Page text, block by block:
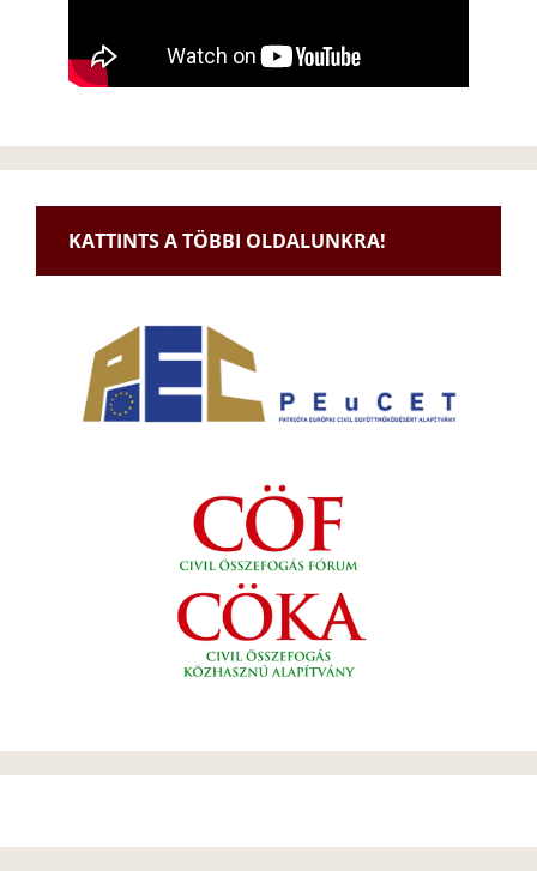
KATTINTS A TÖBBI OLDALUNKRA!